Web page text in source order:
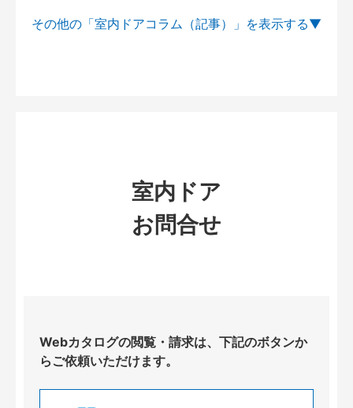
その他の「室内ドアコラム（記事）」を
室内ドア
お問合せ
Webカタログの閲覧・請求は、下記のボタンか
らご依頼いただけます。